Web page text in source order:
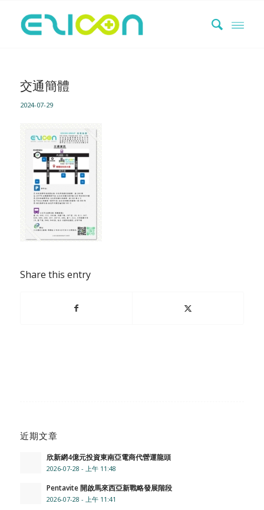
交通簡體
2024-07-29
Share this entry
近期文章
欣新網4億元投資東南亞電商代營運龍頭
2026-07-28 - 上午 11:48
Pentavite 開啟馬來西亞新戰略發展階段
2026-07-28 - 上午 11:41